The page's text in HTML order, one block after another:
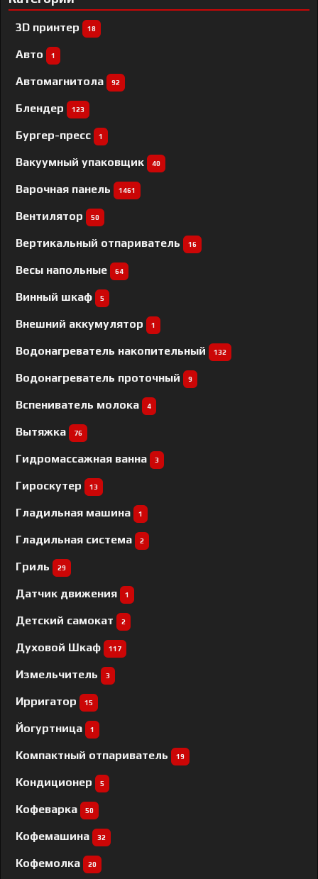
3D принтер 18
Авто 1
Автомагнитола 92
Блендер 123
Бургер-пресс 1
Вакуумный упаковщик 40
Варочная панель 1461
Вентилятор 50
Вертикальный отпариватель 16
Весы напольные 64
Винный шкаф 5
Внешний аккумулятор 1
Водонагреватель накопительный 132
Водонагреватель проточный 9
Вспениватель молока 4
Вытяжка 76
Гидромассажная ванна 3
Гироскутер 13
Гладильная машина 1
Гладильная система 2
Гриль 29
Датчик движения 1
Детский самокат 2
Духовой Шкаф 117
Измельчитель 3
Ирригатор 15
Йогуртница 1
Компактный отпариватель 19
Кондиционер 5
Кофеварка 50
Кофемашина 32
Кофемолка 20